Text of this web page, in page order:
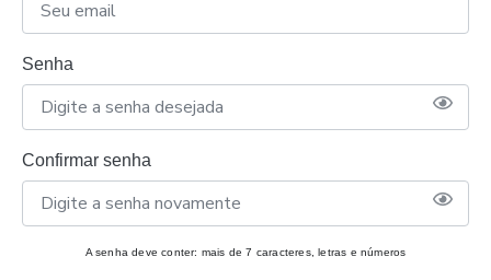
Senha
Confirmar senha
A senha deve conter: mais de 7 caracteres, letras e números